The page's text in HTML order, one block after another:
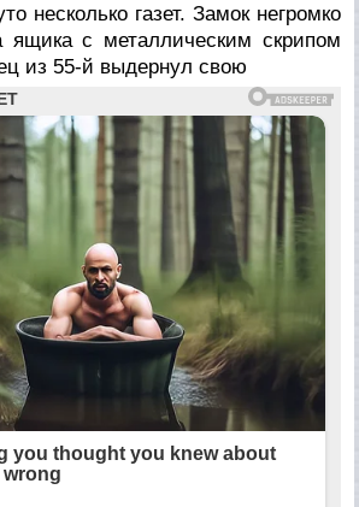
несколько газет. Замок негромко
ящика с металлическим скрипом
из 55-й выдернул свою